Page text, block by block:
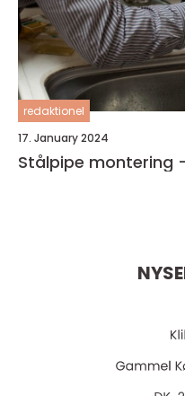
redaktionel
17. January 2024
Stålpipe montering